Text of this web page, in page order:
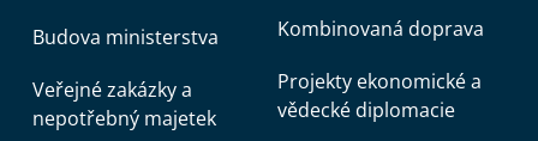
Budova ministerstva
Veřejné zakázky a
nepotřebný majetek
Kombinovaná doprava
Projekty ekonomické a
vědecké diplomacie